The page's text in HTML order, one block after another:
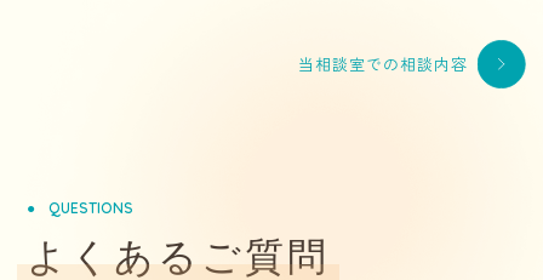
当相談室での相談内容
QUESTIONS
よくあるご質問